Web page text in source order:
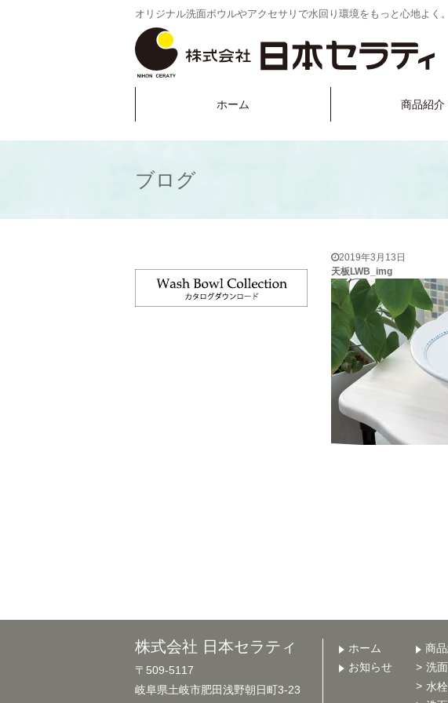
オリジナル洗面ボウルやアクセサリで水回り環境をもっと心地よく。
ホーム 商品紹介
ブログ
2019年3月13日
天板LWB_img
株式会社 日本セラティ
〒509-5117
岐阜県土岐市肥田浅野朝日町3-23
ホーム
お知らせ
商
洗
水